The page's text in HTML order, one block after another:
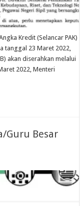
Kredit (Selancar PAK)
tanggal 23 Maret 2022,
akan diserahkan melalui
2022, Menteri
Guru Besar